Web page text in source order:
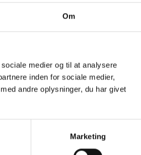
Om
medier og til at analysere
inden for sociale medier,
andre oplysninger, du har givet
Marketing
Materiale Produkttype